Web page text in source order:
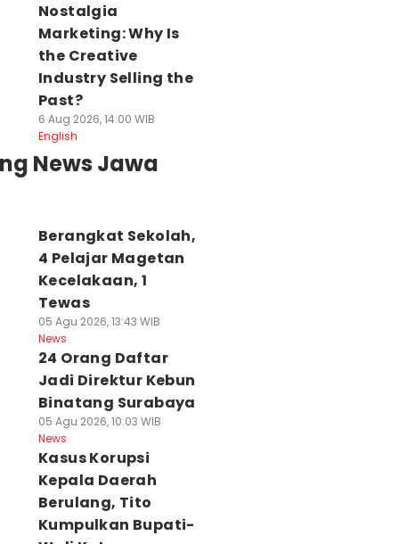
Nostalgia
Marketing: Why Is
the Creative
Industry Selling the
Past?
6 Aug 2026, 14:00 WIB
English
News Jawa
Berangkat Sekolah,
4 Pelajar Magetan
Kecelakaan, 1
Tewas
05 Agu 2026, 13:43 WIB
News
24 Orang Daftar
Jadi Direktur Kebun
Binatang Surabaya
05 Agu 2026, 10:03 WIB
News
Kasus Korupsi
Kepala Daerah
Berulang, Tito
Kumpulkan Bupati-